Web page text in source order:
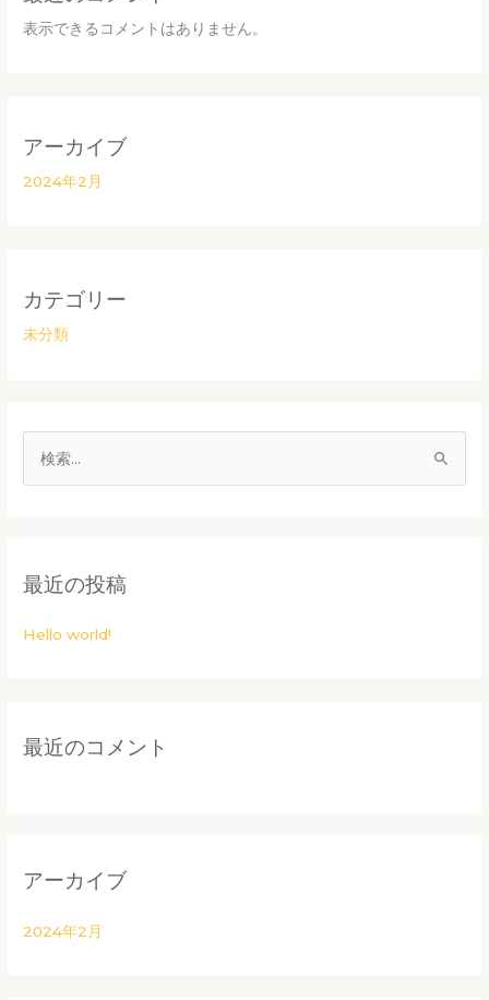
表示できるコメントはありません。
アーカイブ
2024年2月
カテゴリー
未分類
:最近の投稿
Hello world!
最近のコメント
アーカイブ
2024年2月